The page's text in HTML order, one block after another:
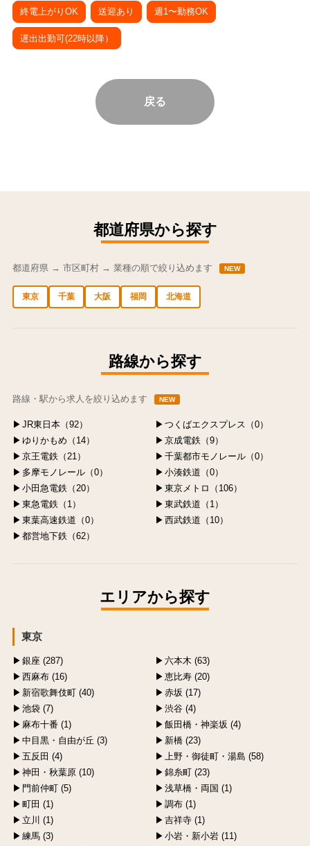
終電上がりOK 送迎あり 週1〜勤務OK
遅出出勤可(22時以降）
戻る
都道府県から探す
都道府県 → 市区町村 → 業種の順で絞り込めます NEW
東京 千葉 大阪 福岡 北海道
路線から探す
路線・駅から求人を絞り込めます NEW
JR東日本（92）
つくばエクスプレス（0）
ゆりかもめ（14）
京成電鉄（9）
京王電鉄（21）
千葉都市モノレール（0）
多摩モノレール（0）
小湊鉄道（0）
小田急電鉄（20）
東京メトロ（106）
東急電鉄（1）
東武鉄道（1）
東葉高速鉄道（0）
西武鉄道（10）
都営地下鉄（62）
エリアから探す
東京
銀座 (287)
六本木 (63)
西麻布 (16)
恵比寿 (20)
新宿歌舞伎町 (40)
赤坂 (17)
池袋 (7)
渋谷 (4)
麻布十番 (1)
飯田橋・神楽坂 (4)
中目黒・自由が丘 (3)
新橋 (23)
五反田 (4)
上野・御徒町・湯島 (58)
神田・秋葉原 (10)
錦糸町 (23)
門前仲町 (5)
浅草橋・両国 (1)
町田 (1)
調布 (1)
立川 (1)
吉祥寺 (1)
練馬 (3)
小岩・新小岩 (11)